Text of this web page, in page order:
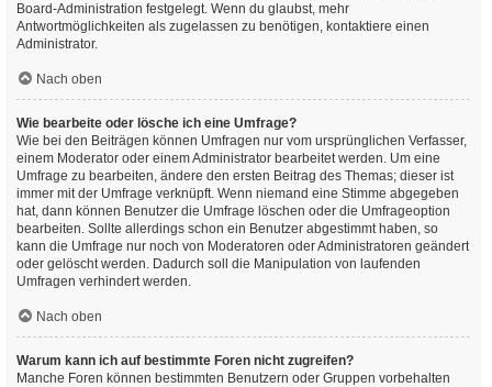
Board-Administration festgelegt. Wenn du glaubst, mehr
Antwortmöglichkeiten als zugelassen zu benötigen, kontaktiere einen
Administrator.
Nach oben
Wie bearbeite oder lösche ich eine Umfrage?
Wie bei den Beiträgen können Umfragen nur vom ursprünglichen Verfasser,
einem Moderator oder einem Administrator bearbeitet werden. Um eine
Umfrage zu bearbeiten, ändere den ersten Beitrag des Themas; dieser ist
immer mit der Umfrage verknüpft. Wenn niemand eine Stimme abgegeben
hat, dann können Benutzer die Umfrage löschen oder die Umfrageoption
bearbeiten. Sollte allerdings schon ein Benutzer abgestimmt haben, so
kann die Umfrage nur noch von Moderatoren oder Administratoren geändert
oder gelöscht werden. Dadurch soll die Manipulation von laufenden
Umfragen verhindert werden.
Nach oben
Warum kann ich auf bestimmte Foren nicht zugreifen?
Manche Foren können bestimmten Benutzern oder Gruppen vorbehalten